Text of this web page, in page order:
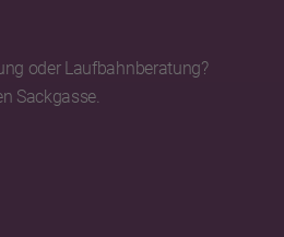
oder Laufbahnberatung?
Sackgasse.